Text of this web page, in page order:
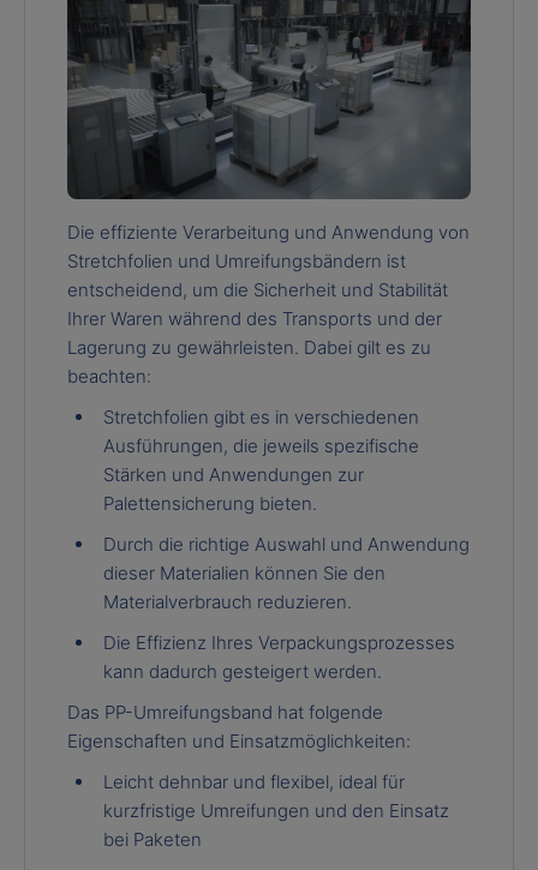
Die effiziente Verarbeitung und Anwendung von
Stretchfolien und Umreifungsbändern ist
entscheidend, um die Sicherheit und Stabilität
Ihrer Waren während des Transports und der
Lagerung zu gewährleisten. Dabei gilt es zu
beachten:
Stretchfolien gibt es in verschiedenen
Ausführungen, die jeweils spezifische
Stärken und Anwendungen zur
Palettensicherung bieten.
Durch die richtige Auswahl und Anwendung
dieser Materialien können Sie den
Materialverbrauch reduzieren.
Die Effizienz Ihres Verpackungsprozesses
kann dadurch gesteigert werden.
Das PP-Umreifungsband hat folgende
Eigenschaften und Einsatzmöglichkeiten:
Leicht dehnbar und flexibel, ideal für
kurzfristige Umreifungen und den Einsatz
bei Paketen